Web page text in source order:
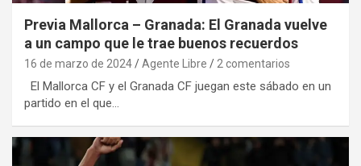
Previa Mallorca – Granada: El Granada vuelve
a un campo que le trae buenos recuerdos
16 de marzo de 2024 Agente Libre 2 comentarios
El Mallorca CF y el Granada CF juegan este sábado en un
partido en el que…